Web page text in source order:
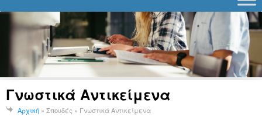
Γνωστικά Αντικείμενα
Αρχική » Σπουδές » Γνωστικά Αντικείμενα